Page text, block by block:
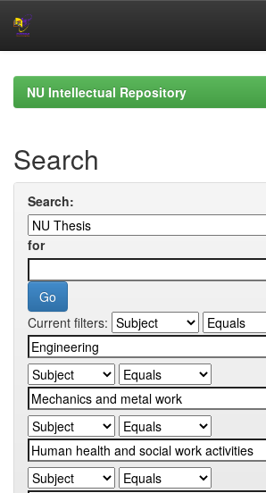
navigationNU Intellectual Repository
Search
Search:
for
Current filters: